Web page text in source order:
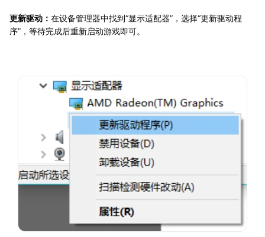
更新驱动： 在设备管理器中找到“显示适配器”，选择“更新驱动程
序”，等待完成后重新启动游戏即可。